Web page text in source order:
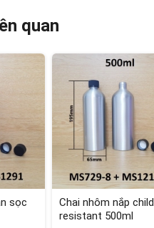
quan
sọc
Chai nhôm nắp child
resistant 500ml